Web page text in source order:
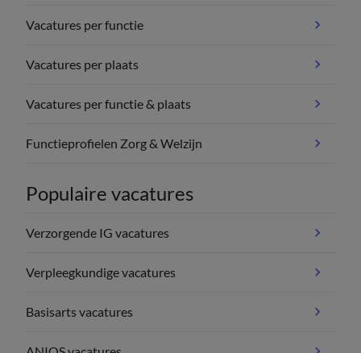
Vacatures per functie
Vacatures per plaats
Vacatures per functie & plaats
Functieprofielen Zorg & Welzijn
Populaire vacatures
Verzorgende IG vacatures
Verpleegkundige vacatures
Basisarts vacatures